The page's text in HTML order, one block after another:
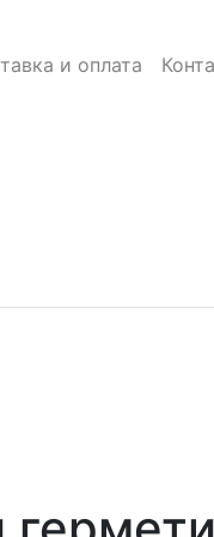
и оплата